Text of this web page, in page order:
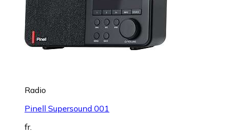
Radio
Pinell Supersound 001
fr.